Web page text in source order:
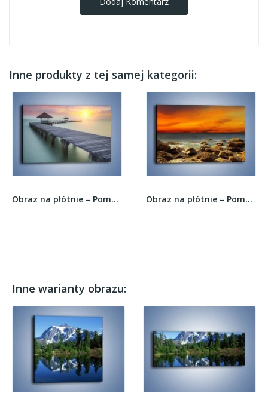
Inne produkty z tej samej kategorii:
Obraz na płótnie – Pomost we mgle –... Obraz na płótnie – Pomarańcz i czerwień na...
Inne warianty obrazu: